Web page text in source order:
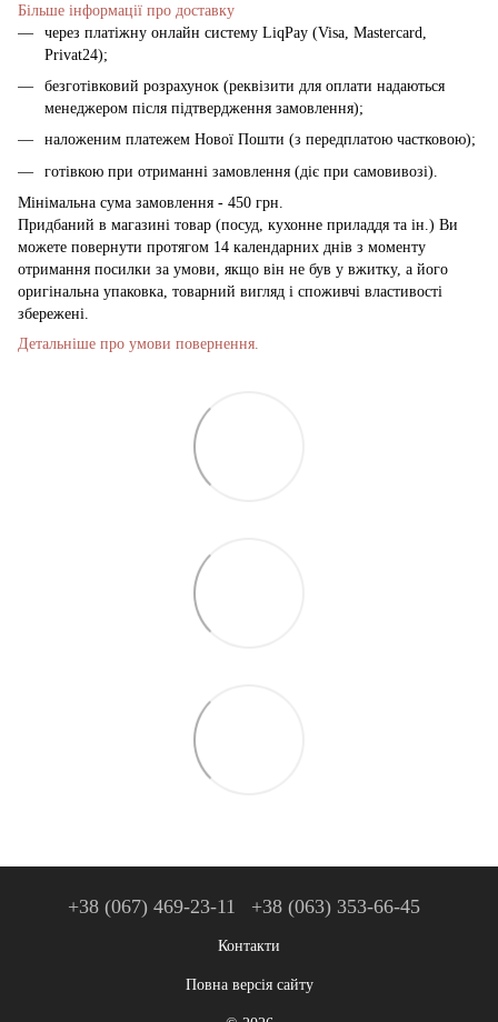
Більше інформації про доставку
через платіжну онлайн систему LiqPay (Visa, Mastercard,
Privat24);
безготівковий розрахунок (реквізити для оплати надаються
менеджером після підтвердження замовлення);
наложеним платежем Нової Пошти (з передплатою частковою);
готівкою при отриманні замовлення (діє при самовивозі).
Мінімальна сума замовлення - 450 грн.
Придбаний в магазині товар (посуд, кухонне приладдя та ін.) Ви
можете повернути протягом 14 календарних днів з моменту
отримання посилки за умови, якщо він не був у вжитку, а його
оригінальна упаковка, товарний вигляд і споживчі властивості
збережені.
Детальніше про умови повернення.
+38 (067) 469-23-11 +38 (063) 353-66-45
Контакти
Повна версія сайту